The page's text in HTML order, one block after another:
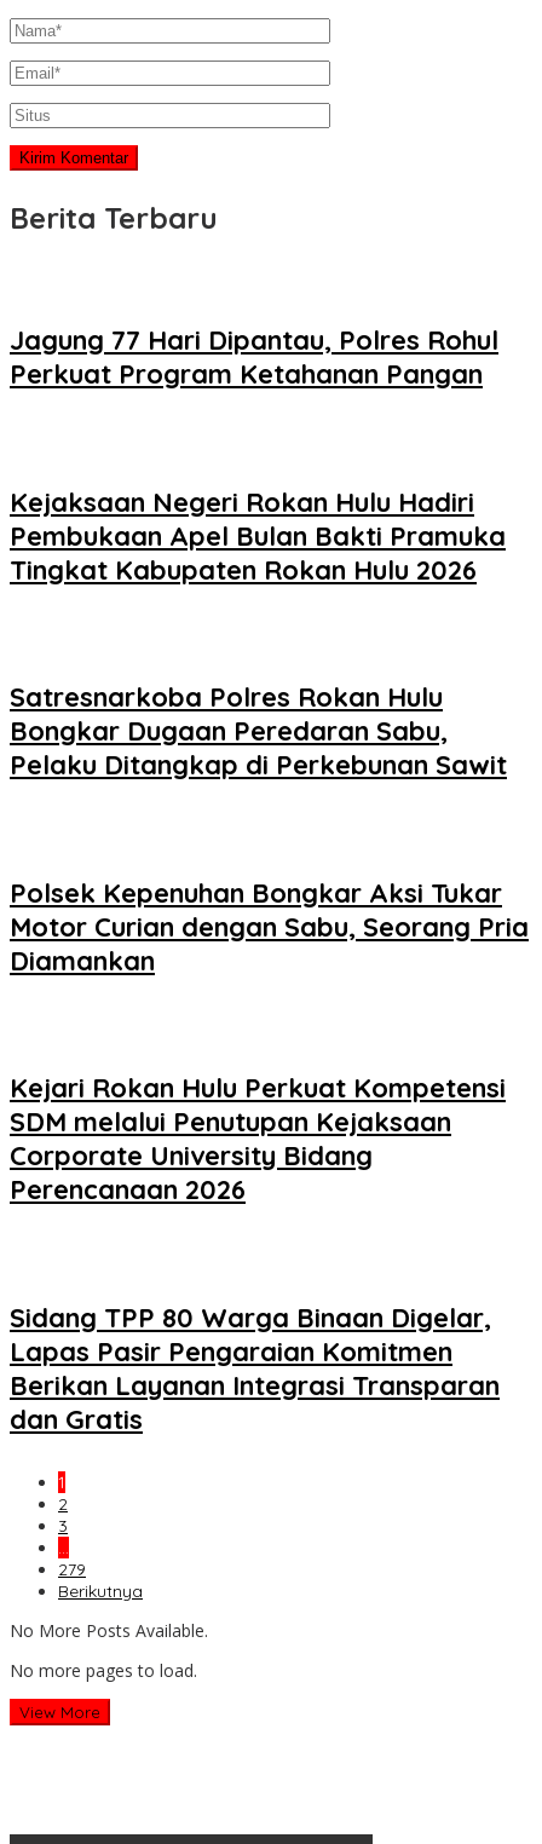
Berita Terbaru
Jagung 77 Hari Dipantau, Polres Rohul
Perkuat Program Ketahanan Pangan
Kejaksaan Negeri Rokan Hulu Hadiri
Pembukaan Apel Bulan Bakti Pramuka
Tingkat Kabupaten Rokan Hulu 2026
Satresnarkoba Polres Rokan Hulu
Bongkar Dugaan Peredaran Sabu,
Pelaku Ditangkap di Perkebunan Sawit
Polsek Kepenuhan Bongkar Aksi Tukar
Motor Curian dengan Sabu, Seorang Pria
Diamankan
Kejari Rokan Hulu Perkuat Kompetensi
SDM melalui Penutupan Kejaksaan
Corporate University Bidang
Perencanaan 2026
Sidang TPP 80 Warga Binaan Digelar,
Lapas Pasir Pengaraian Komitmen
Berikan Layanan Integrasi Transparan
dan Gratis
1
2
3
…
279
Berikutnya
No More Posts Available.
No more pages to load.
View More